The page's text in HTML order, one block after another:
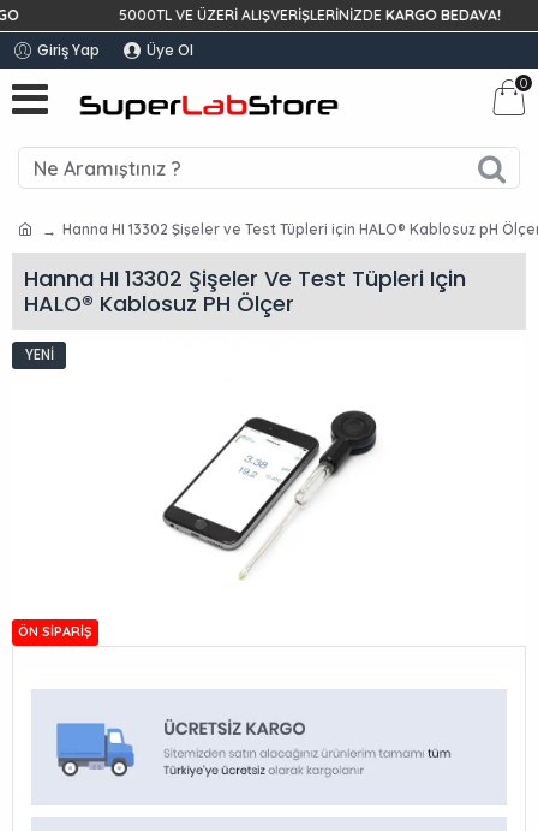
5000TL VE ÜZERİ ALIŞVERİŞLERİNİZDEKARGO BEDAVA!
Giriş Yap Üye Ol
0
Hanna HI 13302 Şişeler ve Test Tüpleri için HALO® Kablosuz pH
Hanna HI 13302 Şişeler Ve Test Tüpleri Için
HALO® Kablosuz PH Ölçer
YENI
ÖN SIPARIŞ